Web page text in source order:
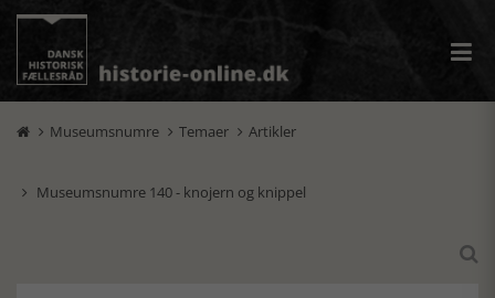
 Museumsnumre  Temaer  Artikler
 Museumsnumre 140 - knojern og knippel
